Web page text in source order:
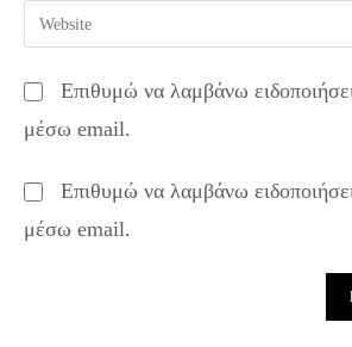
comment
address
comment
Enter
your
URL
(optional)
Επιθυμώ να λαμβάνω
μέσω email.
Επιθυμώ να λαμβάνω
μέσω email.